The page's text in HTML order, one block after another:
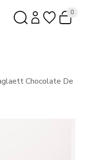
0
Chocolate De